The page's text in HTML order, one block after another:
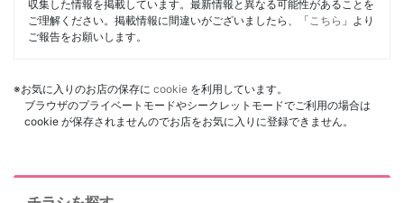
収集した情報を掲載しています。最新情報と異なる可能性があることを
ご理解ください。掲載情報に間違いがございましたら、「 こちら 」より
ご報告をお願いします。
※お気に入りのお店の保存に cookie を利用しています。
ブラウザのプライベートモードやシークレットモードでご利用の場合は
cookie が保存されませんのでお店をお気に入りに登録できません。